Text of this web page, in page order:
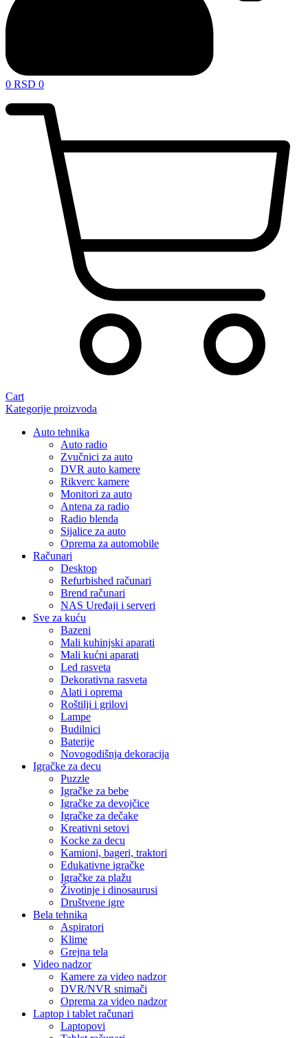
0 RSD 0
Cart
Kategorije proizvoda
Auto tehnika
Auto radio
Zvučnici za auto
DVR auto kamere
Rikverc kamere
Monitori za auto
Antena za radio
Radio blenda
Sijalice za auto
Oprema za automobile
Računari
Desktop
Refurbished računari
Brend računari
NAS Uređaji i serveri
Sve za kuću
Bazeni
Mali kuhinjski aparati
Mali kućni aparati
Led rasveta
Dekorativna rasveta
Alati i oprema
Roštilji i grilovi
Lampe
Budilnici
Baterije
Novogodišnja dekoracija
Igračke za decu
Puzzle
Igračke za bebe
Igračke za devojčice
Igračke za dečake
Kreativni setovi
Kocke za decu
Kamioni, bageri, traktori
Edukativne igračke
Igračke za plažu
Životinje i dinosaurusi
Društvene igre
Bela tehnika
Aspiratori
Klime
Grejna tela
Video nadzor
Kamere za video nadzor
DVR/NVR snimači
Oprema za video nadzor
Laptop i tablet računari
Laptopovi